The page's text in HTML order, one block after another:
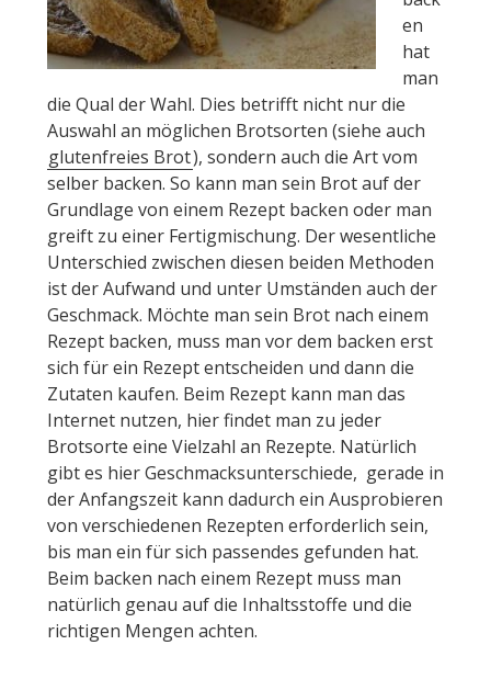
en
hat
man
die Qual der Wahl. Dies betrifft nicht nur die
Auswahl an möglichen Brotsorten (siehe auch
glutenfreies Brot), sondern auch die Art vom
selber backen. So kann man sein Brot auf der
Grundlage von einem Rezept backen oder man
greift zu einer Fertigmischung. Der wesentliche
Unterschied zwischen diesen beiden Methoden
ist der Aufwand und unter Umständen auch der
Geschmack. Möchte man sein Brot nach einem
Rezept backen, muss man vor dem backen erst
sich für ein Rezept entscheiden und dann die
Zutaten kaufen. Beim Rezept kann man das
Internet nutzen, hier findet man zu jeder
Brotsorte eine Vielzahl an Rezepte. Natürlich
gibt es hier Geschmacksunterschiede, gerade in
der Anfangszeit kann dadurch ein Ausprobieren
von verschiedenen Rezepten erforderlich sein,
bis man ein für sich passendes gefunden hat.
Beim backen nach einem Rezept muss man
natürlich genau auf die Inhaltsstoffe und die
richtigen Mengen achten.